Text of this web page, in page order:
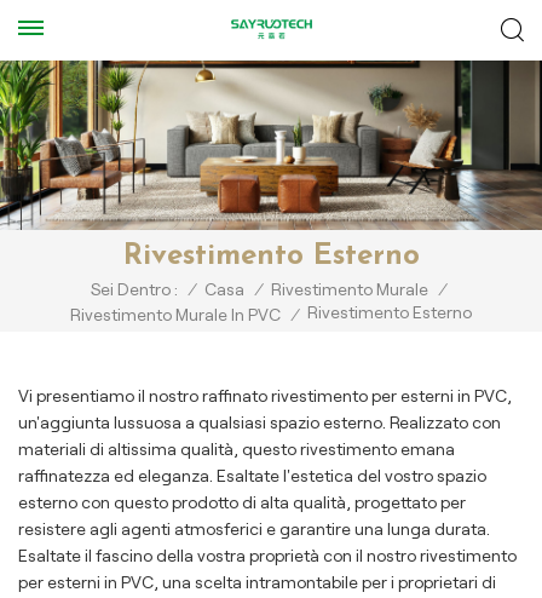
Rivestimento Esterno
Sei Dentro : / Casa / Rivestimento Murale /
Rivestimento Murale In PVC / Rivestimento Esterno
Vi presentiamo il nostro raffinato rivestimento per esterni in PVC,
un'aggiunta lussuosa a qualsiasi spazio esterno. Realizzato con
materiali di altissima qualità, questo rivestimento emana
raffinatezza ed eleganza. Esaltate l'estetica del vostro spazio
esterno con questo prodotto di alta qualità, progettato per
resistere agli agenti atmosferici e garantire una lunga durata.
Esaltate il fascino della vostra proprietà con il nostro rivestimento
per esterni in PVC, una scelta intramontabile per i proprietari di